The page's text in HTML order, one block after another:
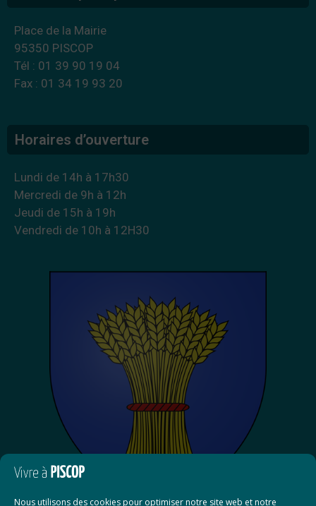
Nous utilisons des cookies pour optimiser notre site web et notre
Place de la Mairie
95350 PISCOP
Tél : 01 39 90 19 04
Fax : 01 34 19 93 20
Horaires d’ouverture
Lundi de 14h à 17h30
Mercredi de 9h à 12h
Jeudi de 15h à 19h
Vendredi de 10h à 12H30